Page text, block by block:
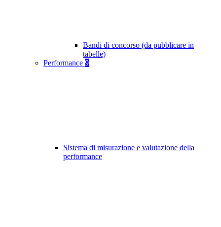
Bandi di concorso (da pubblicare in
tabelle)
Performance 9
Sistema di misurazione e valutazione della
performance